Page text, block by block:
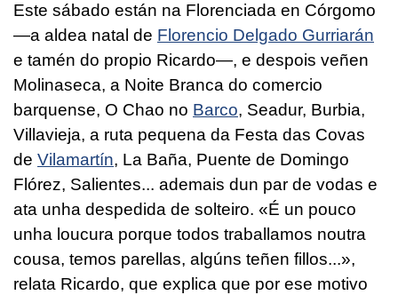
Este sábado están na Florenciada en Córgomo
—a aldea natal de Florencio Delgado Gurriarán
e tamén do propio Ricardo—, e despois veñen
Molinaseca, a Noite Branca do comercio
barquense, O Chao no Barco, Seadur, Burbia,
Villavieja, a ruta pequena da Festa das Covas
de Vilamartín, La Baña, Puente de Domingo
Flórez, Salientes... ademais dun par de vodas e
ata unha despedida de solteiro. «É un pouco
unha loucura porque todos traballamos noutra
cousa, temos parellas, algúns teñen fillos...»,
relata Ricardo, que explica que por ese motivo